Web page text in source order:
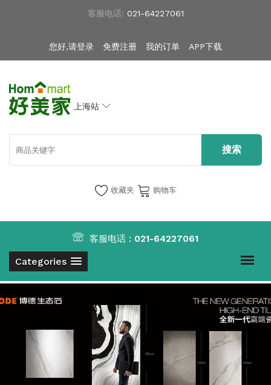
客服电话: 021-64227061
您好,请登录 免费注册 我的订单 APP下载
上海站
收藏夹 购物车
Categories
客服电话 : 021-64227061